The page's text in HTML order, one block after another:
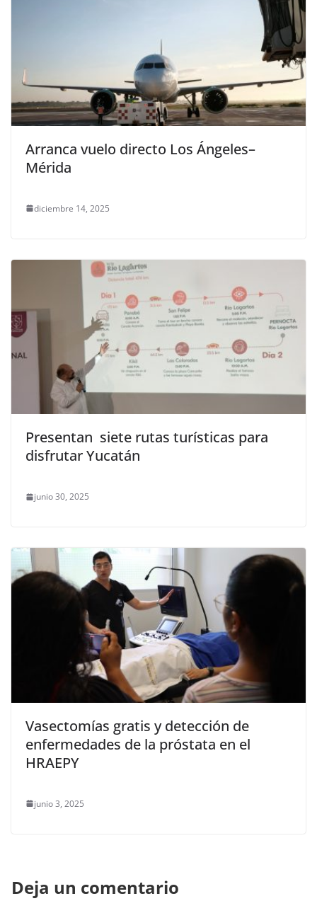
Arranca vuelo directo Los Ángeles–
Mérida
diciembre 14, 2025
Presentan siete rutas turísticas para
disfrutar Yucatán
junio 30, 2025
Vasectomías gratis y detección de
enfermedades de la próstata en el
HRAEPY
junio 3, 2025
Deja un comentario